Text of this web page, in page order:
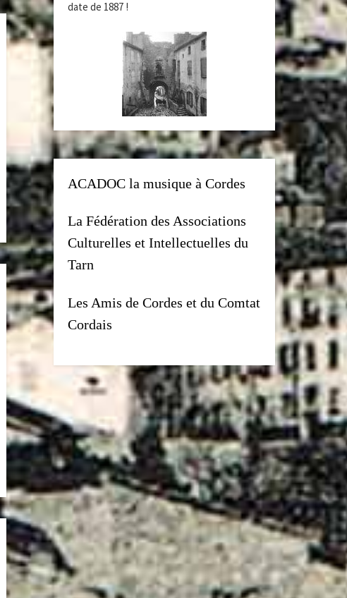
date de 1887 !
ACADOC la musique à Cordes
La Fédération des Associations
Culturelles et Intellectuelles du
Tarn
Les Amis de Cordes et du Comtat
Cordais